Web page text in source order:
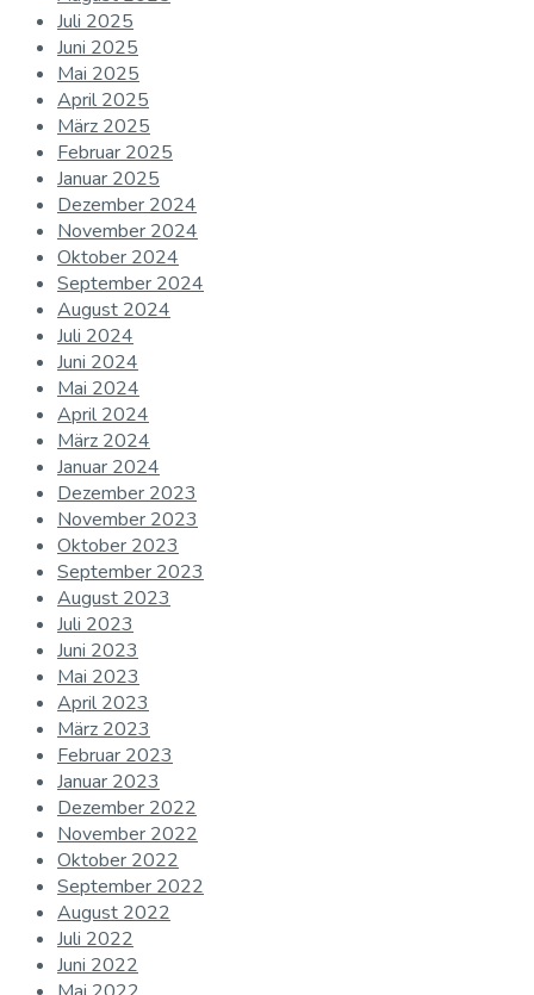
Juli 2025
Juni 2025
Mai 2025
April 2025
März 2025
Februar 2025
Januar 2025
Dezember 2024
November 2024
Oktober 2024
September 2024
August 2024
Juli 2024
Juni 2024
Mai 2024
April 2024
März 2024
Januar 2024
Dezember 2023
November 2023
Oktober 2023
September 2023
August 2023
Juli 2023
Juni 2023
Mai 2023
April 2023
März 2023
Februar 2023
Januar 2023
Dezember 2022
November 2022
Oktober 2022
September 2022
August 2022
Juli 2022
Juni 2022